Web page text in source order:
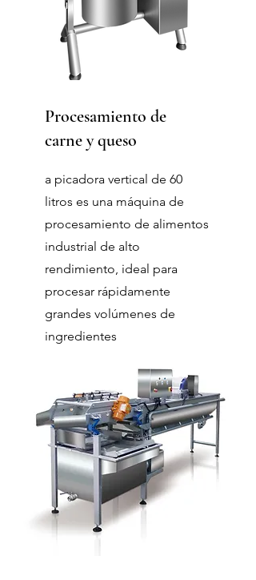
Procesamiento de
carne y queso
a picadora vertical de 60
litros es una máquina de
procesamiento de alimentos
industrial de alto
rendimiento, ideal para
procesar rápidamente
grandes volúmenes de
ingredientes